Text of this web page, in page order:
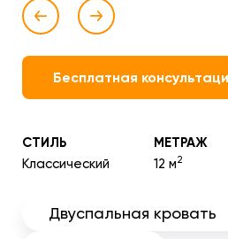
Бесплатная
СТИЛЬ
Классический
МЕТРАЖ
12 м2
Двуспальная кровать